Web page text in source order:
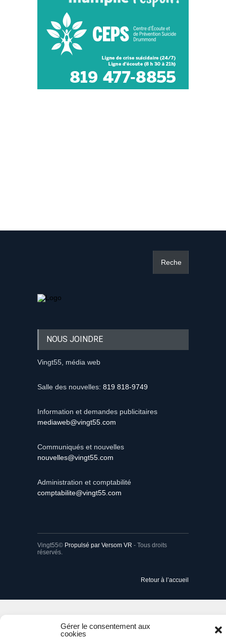
Gérer le consentement aux
cookies
NOUS JOINDRE
Vingt55, média web
Salle des nouvelles: 819 818-9749
Information et demandes publicitaires
mediaweb@vingt55.com
Communiqués et nouvelles
nouvelles@vingt55.com
Administration et comptabilité
comptabilite@vingt55.com
Vingt55© Propulsé par Versom VR - Tous droits
réservés.
Retour à l’accueil